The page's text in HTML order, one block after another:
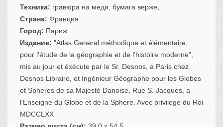
Севастополь, Крым
Ценные бумаги
История моды. Униформа
Гражданская мода
Униформа
Охота. Флора. Фауна
Техника: гравюра на меди, бумага верже,
Страна: Франция
Город: Париж
Издание: "Atlas General méthodique et élémentaire,
pour l'étude de la géographie et de l'histoire moderne",
mis au jour et éxécute par le Sr. Desnos, a Paris chez
Desnos Libraire, et Ingénieur Géographe pour les Globes
et Spheres de sa Majesté Danoise, Rue S. Jacques, a
l'Enseigne du Globe et de la Sphere. Avec privilege du Roi
MDCCLXX